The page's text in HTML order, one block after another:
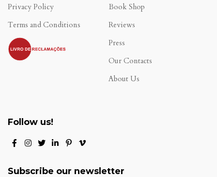
Privacy Policy
Terms and Conditions
.
Book Shop
Reviews
Press
Our Contacts
About Us
Follow us!
Subscribe our newsletter